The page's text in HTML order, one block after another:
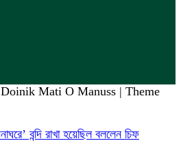
Mati O Manuss | Theme
বন্দি রাখা হয়েছিল বললেন চিফ